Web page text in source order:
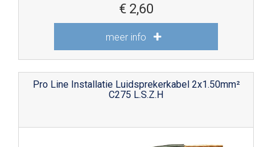
€ 2,60
meer info
Pro Line Installatie Luidsprekerkabel 2x1.50mm²
C275 L.S.Z.H